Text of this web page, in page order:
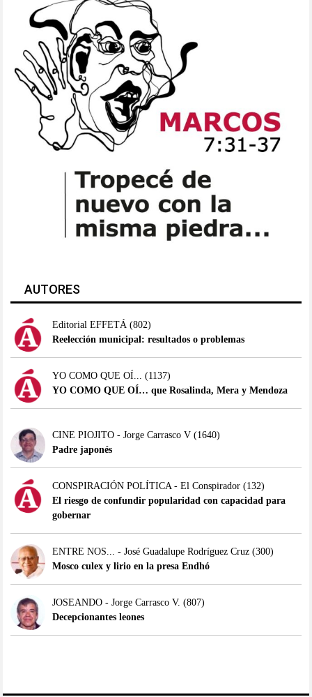
AUTORES
Editorial EFFETÁ (802)
Reelección municipal: resultados o problemas
YO COMO QUE OÍ...
(1137)
YO COMO QUE OÍ… que Rosalinda, Mera y Mendoza
CINE PIOJITO - Jorge Carrasco V(1640)
Padre japonés
CONSPIRACIÓN POLÍTICA - El Conspirador(132)
El riesgo de confundir popularidad con capacidad para
gobernar
ENTRE NOS... - José Guadalupe Rodríguez Cruz(300)
Mosco culex y lirio en la presa Endhó
JOSEANDO - Jorge Carrasco V. (807)
Decepcionantes leones